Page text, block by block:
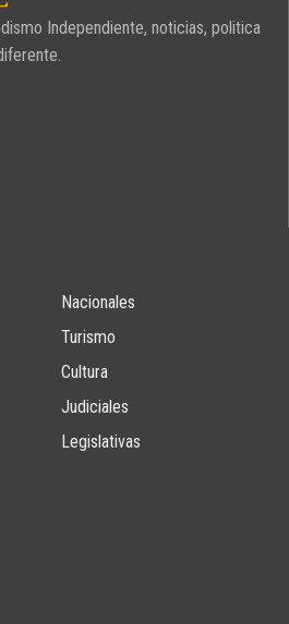
Independiente, noticias, politica
Nacionales
Turismo
Cultura
Judiciales
Legislativas